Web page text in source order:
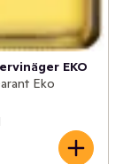
EKO
Eko